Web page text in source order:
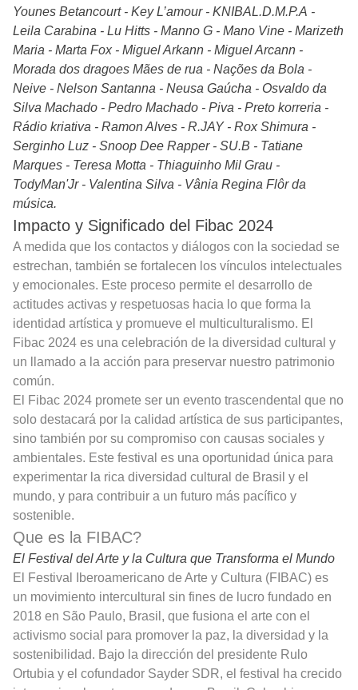
Younes Betancourt - Key L’amour - KNIBAL.D.M.P.A -
Leila Carabina - Lu Hitts - Manno G - Mano Vine - Marizeth
Maria - Marta Fox - Miguel Arkann - Miguel Arcann -
Morada dos dragoes Mães de rua - Nações da Bola -
Neive - Nelson Santanna - Neusa Gaúcha - Osvaldo da
Silva Machado - Pedro Machado - Piva - Preto korreria -
Rádio kriativa - Ramon Alves - R.JAY - Rox Shimura -
Serginho Luz - Snoop Dee Rapper - SU.B - Tatiane
Marques - Teresa Motta - Thiaguinho Mil Grau -
TodyMan'Jr - Valentina Silva - Vânia Regina Flôr da
música.
Impacto y Significado del Fibac 2024
A medida que los contactos y diálogos con la sociedad se
estrechan, también se fortalecen los vínculos intelectuales
y emocionales. Este proceso permite el desarrollo de
actitudes activas y respetuosas hacia lo que forma la
identidad artística y promueve el multiculturalismo. El
Fibac 2024 es una celebración de la diversidad cultural y
un llamado a la acción para preservar nuestro patrimonio
común.
El Fibac 2024 promete ser un evento trascendental que no
solo destacará por la calidad artística de sus participantes,
sino también por su compromiso con causas sociales y
ambientales. Este festival es una oportunidad única para
experimentar la rica diversidad cultural de Brasil y el
mundo, y para contribuir a un futuro más pacífico y
sostenible.
Que es la FIBAC?
El Festival del Arte y la Cultura que Transforma el Mundo
El Festival Iberoamericano de Arte y Cultura (FIBAC) es
un movimiento intercultural sin fines de lucro fundado en
2018 en São Paulo, Brasil, que fusiona el arte con el
activismo social para promover la paz, la diversidad y la
sostenibilidad. Bajo la dirección del presidente Rulo
Ortubia y el cofundador Sayder SDR, el festival ha crecido